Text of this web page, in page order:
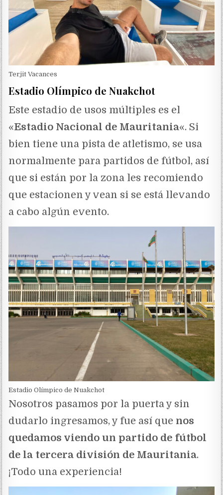
Terjit Vacances
Estadio Olímpico de Nuakchot
Este estadio de usos múltiples es el
«Estadio Nacional de Mauritania«. Si
bien tiene una pista de atletismo, se usa
normalmente para partidos de fútbol, así
que si están por la zona les recomiendo
que estacionen y vean si se está llevando
a cabo algún evento.
Estadio Olímpico de Nuakchot
Nosotros pasamos por la puerta y sin
dudarlo ingresamos, y fue así que nos
quedamos viendo un partido de fútbol
de la tercera división de Mauritania.
¡Todo una experiencia!